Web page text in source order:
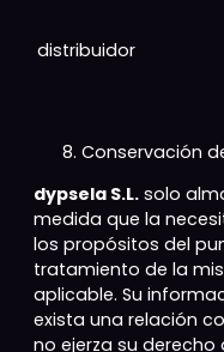
distribuidor
Conservación
dypsela S.L. solo
medida que la
los propósitos del
tratamiento de la
aplicable. Su
exista una relación
no ejerza su